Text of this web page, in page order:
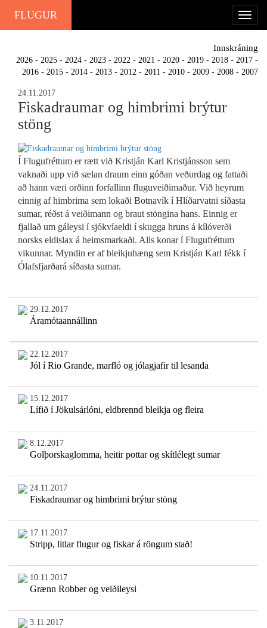
FLUGUR
Innskráning
2026 - 2025 - 2024 - 2023 - 2022 - 2021 - 2020 - 2019 - 2018 - 2017 -
2016 - 2015 - 2014 - 2013 - 2012 - 2011 - 2010 - 2009 - 2008 - 2007
24.11.2017
Fiskadraumar og himbrimi brýtur
stöng
Í Flugufréttum er rætt við Kristján Karl Kristjánsson sem
vaknaði upp við sælan draum einn góðan veðurdag og fattaði
að hann væri orðinn forfallinn fluguveiðimaður. Við heyrum
einnig af himbrima sem lokaði Botnavík í Hlíðarvatni síðasta
sumar, réðst á veiðimann og braut stöngina hans. Einnig er
fjallað um gáleysi í sjókvíaeldi í skugga hruns á kílóverði
norsks eldislax á heimsmarkaði. Alls konar í Flugufréttum
vikunnar. Myndin er af bleikjuhæng sem Kristján Karl fékk í
Ólafsfjarðará síðasta sumar.
29.12.2017
Áramótaannállinn
22.12.2017
Jól í Rio Grande, marfló og jólagjafir til lesanda
15.12.2017
Lífið í Jökulsárlóni, eldbrennd bleikja og fleira
8.12.2017
Golþorskaglomma, heitir pottar og skítlélegt sumar
24.11.2017
Fiskadraumar og himbrimi brýtur stöng
17.11.2017
Stripp, litlar flugur og fiskar á röngum stað!
10.11.2017
Grænn Robber og veiðileysi
3.11.2017